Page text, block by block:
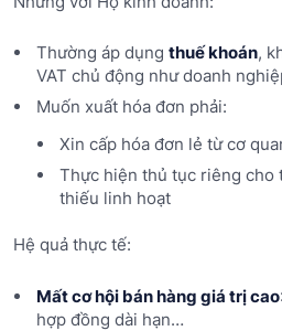
Thường áp dụng thuế khoán,
VAT chủ động như doanh
Muốn xuất hóa đơn phải:
Xin cấp hóa đơn lẻ từ cơ
Thực hiện thủ tục riêng cho
thiếu linh hoạt
Hệ quả thực tế:
Mất cơ hội bán hàng giá trị cao
hợp đồng dài hạn…